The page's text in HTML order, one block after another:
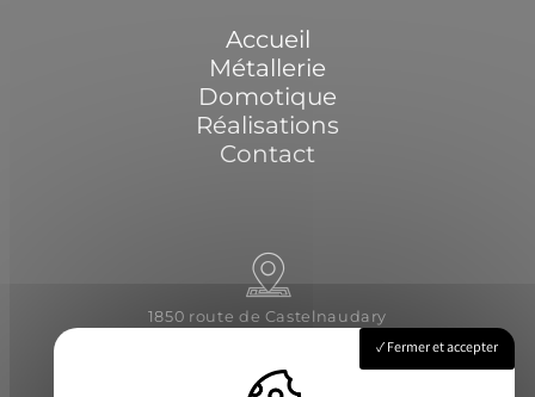
Accueil
Métallerie
Domotique
Réalisations
Contact
1850 route de Castelnaudary
Fermer et accepter